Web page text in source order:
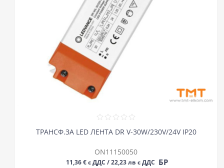
ТРАНСФ.ЗА LED ЛЕНТА DR V-30W/230V/24V IP20
ON11150050
11,36 € с ДДС / 22,23 лв с ДДС БР